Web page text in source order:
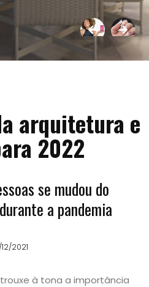
arquitetura e
2022
se mudou do
a pandemia
2021
à tona a importância